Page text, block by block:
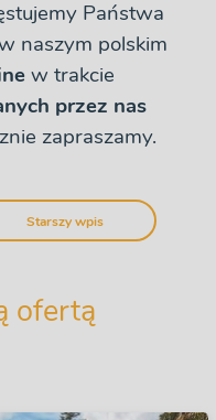
Państwa
naszym polskim
w trakcie
przez nas
zapraszamy.
Starszy wpis
ofertą